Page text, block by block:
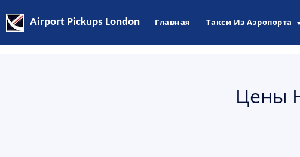
Airport Pickups London Главная Такси Из Аэропорта
Цены